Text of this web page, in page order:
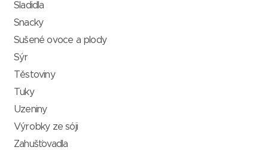
Sladidla
Snacky
Sušené ovoce a plody
Sýr
Těstoviny
Tuky
Uzeniny
Výrobky ze sóji
Zahušťovadla